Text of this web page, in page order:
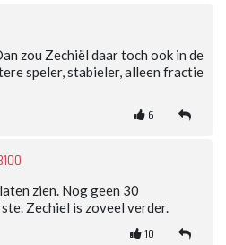
zou Zechiël daar toch ook in de
speler, stabieler, alleen fractie
6
zien. Nog geen 30
Zechiel is zoveel verder.
10